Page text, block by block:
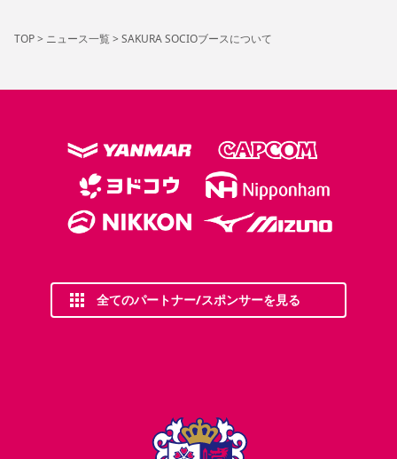
TOP> ニュース一覧> SAKURA SOCIOブースについて
全てのパートナー/スポンサーを見る